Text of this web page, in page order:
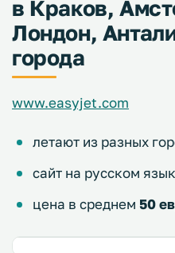
в Краков,
Лондон,
города
www.easyjet.com
летают из разных
сайт на русском
цена в среднем 50